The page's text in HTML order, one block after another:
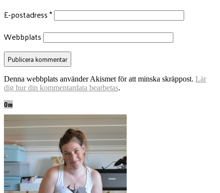
E-postadress*
Webbplats
Denna webbplats använder Akismet för att minska skräppost. Lär
dig hur din kommentardata bearbetas.
Om